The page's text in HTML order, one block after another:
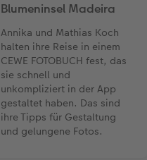
Blumeninsel Madeira
Annika und Mathias Koch
halten ihre Reise in einem
CEWE FOTOBUCH fest, das
sie schnell und
unkompliziert in der App
gestaltet haben. Das sind
ihre Tipps für Gestaltung
und gelungene Fotos.